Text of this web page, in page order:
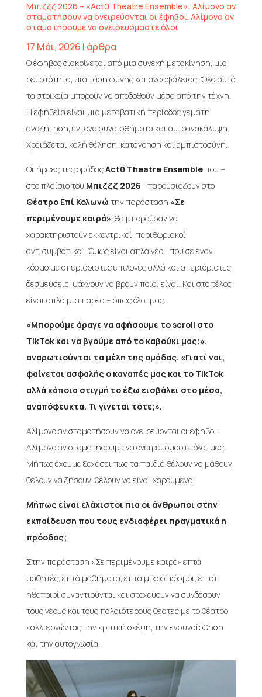
Μπιζζζ 2026 – «Act0 Theatre Ensemble»: Αλίμονο αν
σταματήσουν να ονειρεύονται οι έφηβοι. Αλίμονο αν
σταματήσουμε να ονειρευόμαστε όλοι
17 Μάι, 2026 | άρθρα
Ο έφηβος διακρίνεται από μια συνεχή μετακίνηση, μια
ρευστότητα, μια τάση φυγής και ανασφάλειας. Όλα αυτά
τα στοιχεία μπορούν να αποδοθούν μέσα από την τέχνη.
Η εφηβεία είναι μια μεταβατική περίοδος γεμάτη
αναζήτηση, έντονα συναισθήματα και αυτοανακάλυψη.
Χρειάζεται καλή θέληση, κατανόηση και εμπιστοσύνη.
Οι ήρωες της ομάδαςAct0 Theatre Ensembleπου –
στο πλαίσιο του Μπιζζζ 2026– παρουσιάζουν στο
Θέατρο Επί Κολωνώ την παράσταση «Σε
περιμένουμε καιρό», θα μπορούσαν να
χαρακτηριστούν εκκεντρικοί, περιθωριακοί,
αντισυμβατικοί. Όμως είναι απλά νέοι, που σε έναν
κόσμο με απεριόριστες επιλογές αλλά και απεριόριστες
δεσμεύσεις, ψάχνουν να βρουν ποιοι είναι. Kαι στο τέλος
είναι απλά μια παρέα – όπως όλοι μας.
«Μπορούμε άραγε να αφήσουμε το scroll στο
TikTok και να βγούμε από το καβούκι μας;»,
αναρωτιούνται τα μέλη της ομάδας. «Γιατί ναι,
φαίνεται ασφαλής ο καναπές μας και το TikTok
αλλά κάποια στιγμή το έξω εισβάλει στο μέσα,
αναπόφευκτα. Τι γίνεται τότε;».
Αλίμονο αν σταματήσουν να ονειρεύονται οι έφηβοι.
Αλίμονο αν σταματήσουμε να ονειρευόμαστε όλοι μας.
Μήπως έχουμε ξεχάσει πως τα παιδιά θέλουν να μάθουν,
θέλουν να ζήσουν, θέλουν να είναι χαρούμενα;
Μήπως είναι ελάχιστοι πια οι άνθρωποι στην
εκπαίδευση που τους ενδιαφέρει πραγματικά η
πρόοδος;
Στην παράσταση «Σε περιμένουμε καιρό» επτά
μαθητές, επτά μαθήματα, επτά μικροί κόσμοι, επτά
ηθοποιοί συναντιούνται και στοχεύουν να συνδέσουν
τους νέους και τους παλαιότερους θεατές με το θέατρο,
καλλιεργώντας την κριτική σκέψη, την ενσυναίσθηση
και την αυτογνωσία.